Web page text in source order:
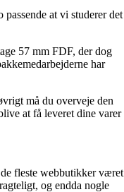
at vi studerer det
57 mm FDF, der dog
har
må du overveje den
at få leveret dine varer
fleste webbutikker været
og endda nogle